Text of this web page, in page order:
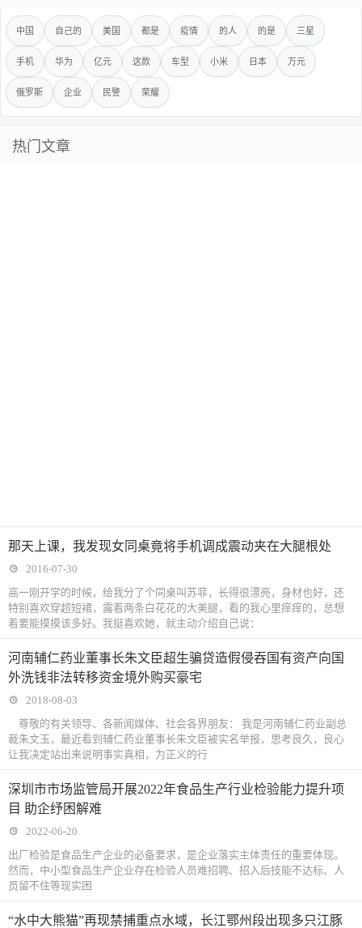
中国 自己的 美国 都是 疫情 的人 的是 三星
手机 华为 亿元 这款 车型 小米 日本 万元
俄罗斯 企业 民警 荣耀
热门文章
那天上课，我发现女同桌竟将手机调成震动夹在大腿根处
2016-07-30
高一刚开学的时候，给我分了个同桌叫苏菲，长得很漂亮，身材也好，还
特别喜欢穿超短裙，露着两条白花花的大美腿，看的我心里痒痒的，总想
着要能摸摸该多好。我挺喜欢她，就主动介绍自己说：
河南辅仁药业董事长朱文臣超生骗贷造假侵吞国有资产向国
外洗钱非法转移资金境外购买豪宅
2018-08-03
尊敬的有关领导、各新闻媒体、社会各界朋友： 我是河南辅仁药业副总
裁朱文玉，最近看到辅仁药业董事长朱文臣被实名举报，思考良久，良心
让我决定站出来说明事实真相，为正义的行
深圳市市场监管局开展2022年食品生产行业检验能力提升项
目 助企纾困解难
2022-06-20
出厂检验是食品生产企业的必备要求，是企业落实主体责任的重要体现。
然而，中小型食品生产企业存在检验人员难招聘、招入后技能不达标、人
员留不住等现实困
“水中大熊猫”再现禁捕重点水域，长江鄂州段出现多只江豚